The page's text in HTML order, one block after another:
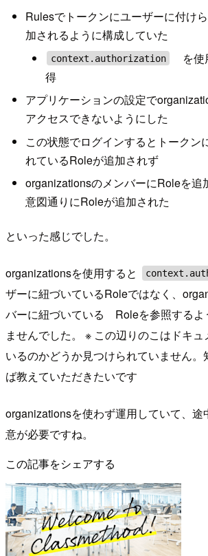
Rulesでトークンにユーザーに付け
加されるように構成していた
context.authorization
を使
得
アプリケーションの設定で
アクセスできないようにした
この状態でログインするとトークン
れているRoleが追加されず
organizationsのメンバーにRoleを追
意図通りにRoleが追加された
といった感じでした。
organizationsを使用すると
ザーに紐づいているRoleではなく、
バーに紐づいている Roleを参照するよ
ませんでした。 ※ この辺りのこはドキ
いるのかどうか見つけられていません
ば教えていただきたいです
organizationsを使わず運用していて、途
意が必要ですね。
この記事をシェアする